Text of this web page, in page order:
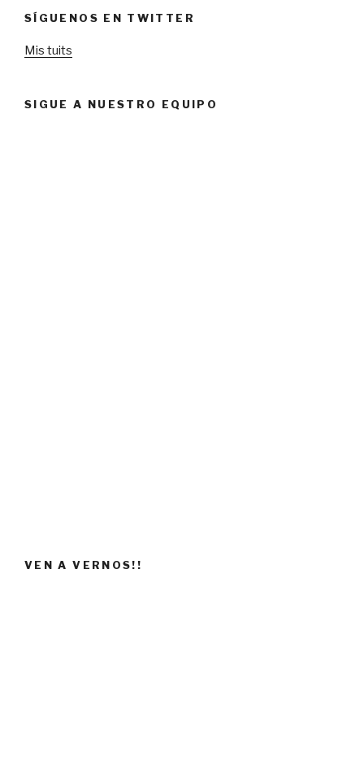
SÍGUENOS EN TWITTER
Mis tuits
SIGUE A NUESTRO EQUIPO
VEN A VERNOS!!